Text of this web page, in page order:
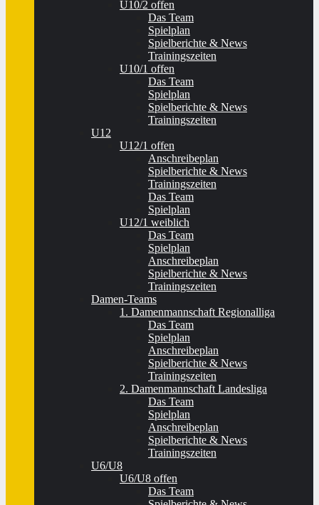
U10/2 offen
Das Team
Spielplan
Spielberichte & News
Trainingszeiten
U10/1 offen
Das Team
Spielplan
Spielberichte & News
Trainingszeiten
U12
U12/1 offen
Anschreibeplan
Spielberichte & News
Trainingszeiten
Das Team
Spielplan
U12/1 weiblich
Das Team
Spielplan
Anschreibeplan
Spielberichte & News
Trainingszeiten
Damen-Teams
1. Damenmannschaft Regionalliga
Das Team
Spielplan
Anschreibeplan
Spielberichte & News
Trainingszeiten
2. Damenmannschaft Landesliga
Das Team
Spielplan
Anschreibeplan
Spielberichte & News
Trainingszeiten
U6/U8
U6/U8 offen
Das Team